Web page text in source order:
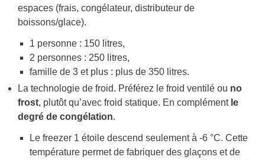
espaces (frais, congélateur, distributeur de
boissons/glace).
1 personne : 150 litres,
2 personnes : 250 litres,
famille de 3 et plus : plus de 350 litres.
La technologie de froid. Préférez le froid ventilé ou no
frost, plutôt qu’avec froid statique. En complément le
degré de congélation.
Le freezer 1 étoile descend seulement à -6 °C. Cette
température permet de fabriquer des glaçons et de